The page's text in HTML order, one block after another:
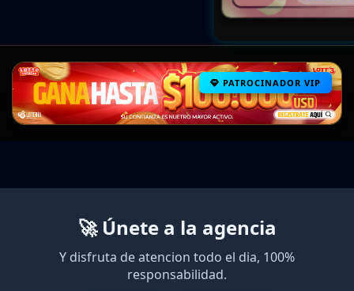
PATROCINADOR VIP
🚀 Únete a la agencia
Y disfruta de atencion todo el dia, 100%
responsabilidad.